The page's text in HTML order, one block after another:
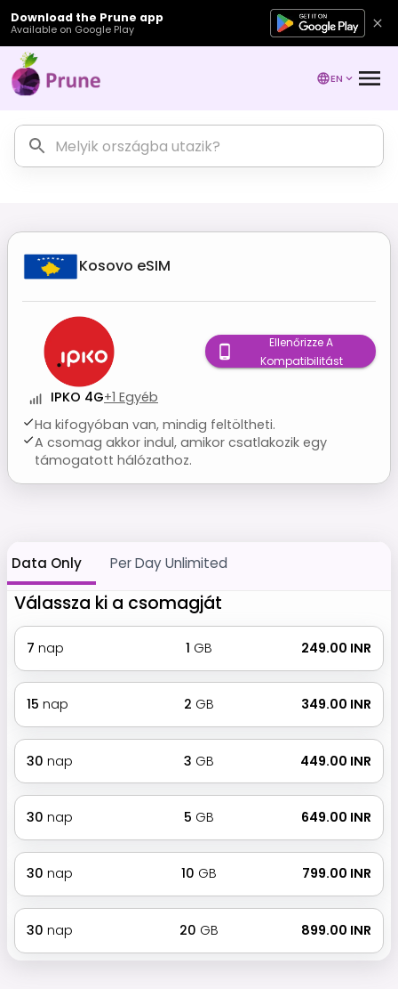
Download the Prune app
Available on Google Play
EN
Kosovo eSIM
IPKO 4G+1 Egyéb
Ha kifogyóban van, mindig feltöltheti.
A csomag akkor indul, amikor csatlakozik egy
támogatott hálózathoz.
Ellenőrizze A
Kompatibilitást
Data Only Per Day Unlimited
Válassza ki a csomagját
7 nap 1 GB ₹ 249.00 INR
15 nap 2 GB ₹ 349.00 INR
30 nap 3 GB ₹ 449.00 INR
30 nap 5 GB ₹ 649.00 INR
30 nap 10 GB ₹ 799.00 INR
30 nap 20 GB ₹ 899.00 INR